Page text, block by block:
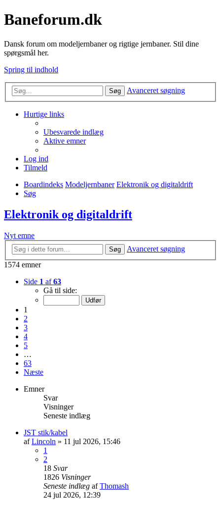
Baneforum.dk
Dansk forum om modeljernbaner og rigtige jernbaner. Stil dine
spørgsmål her.
Spring til indhold
Søg Avanceret søgning
Hurtige links
Ubesvarede indlæg
Aktive emner
Log ind
Tilmeld
Boardindeks Modeljernbaner Elektronik og digitaldrift
Søg
Elektronik og digitaldrift
Nyt emne
Søg
Avanceret søgning
1574 emner
Side 1 af63
Gå til side:
1
2
3
4
5
…
63
Næste
Emner
Svar
Visninger
Seneste indlæg
JST stik/kabel
afLincoln » 11 jul 2026, 15:46
1
2
18 Svar
1826 Visninger
Seneste indlæg afThomash
24 jul 2026, 12:39